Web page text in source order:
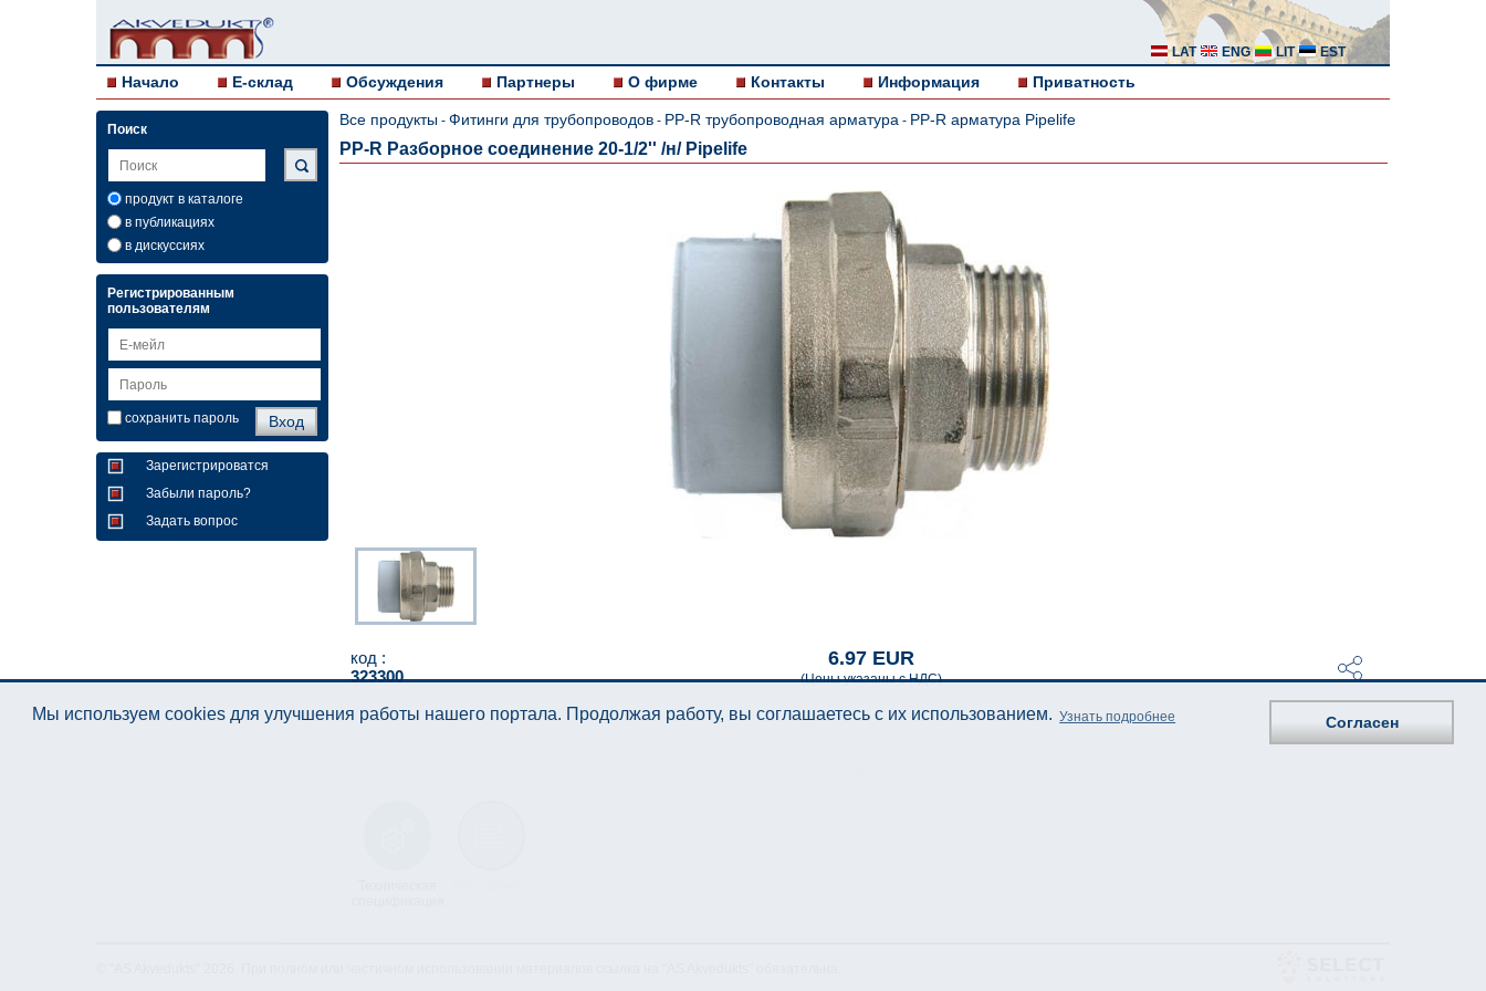
LAT ENG LIT EST
Начало E-склад Обсуждения Партнеры О фирме Контакты Информация Приватность
Поиск
продукт в каталоге
в публикациях
в дискуссиях
Регистрированным
пользователям
сохранить пароль
Зарегистрироватся
Забыли пароль?
Задать вопрос
Все продукты - Фитинги для трубопроводов - PP-R трубопроводная арматура - PP-R арматура Pipelife
PP-R Разборное соединение 20-1/2'' /н/ Pipelife
код :
323300
6.97 EUR
(Цены указаны с НДС)
Мы используем cookies для улучшения работы нашего портала. Продолжая работу, вы соглашаетесь с их использованием. Узнать подробнее Согласен